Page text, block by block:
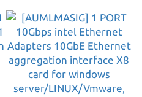
supports
windows
server/LINUX/
1 PORT RJ-45